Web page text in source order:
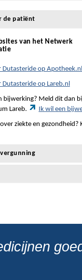
de patiënt
van het Netwerk
Dutasteride op Apotheek.nl
op Lareb.nl
bijwerking? Meld dit dan
Lareb.
Ik wil een
ziekte en gezondheid?